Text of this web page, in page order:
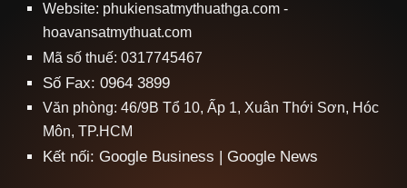
Website: phukiensatmythuathga.com-
hoavansatmythuat.com
Mã số thuế: 0317745467
Số Fax: 0964 3899
Văn phòng: 46/9B Tổ 10, Ấp 1, Xuân Thới Sơn, Hóc
Môn, TP.HCM
Kết nối: Google Business | Google News